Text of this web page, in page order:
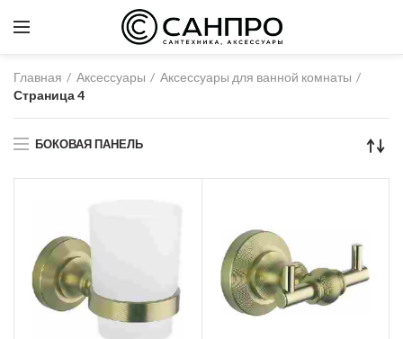
Главная Аксессуары
Аксессуары для ванной комнаты
Страница 4
БОКОВАЯ ПАНЕЛЬ